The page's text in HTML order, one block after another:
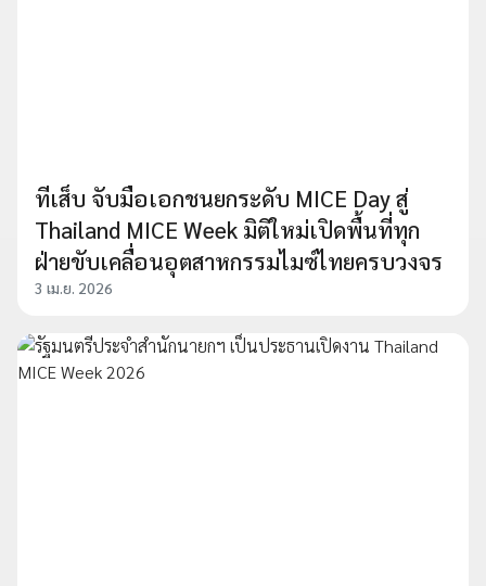
ทีเส็บ จับมือเอกชนยกระดับ MICE Day สู่
Thailand MICE Week มิติใหม่เปิดพื้นที่ทุก
ฝ่ายขับเคลื่อนอุตสาหกรรมไมซ์ไทยครบวงจร
3 เม.ย. 2026